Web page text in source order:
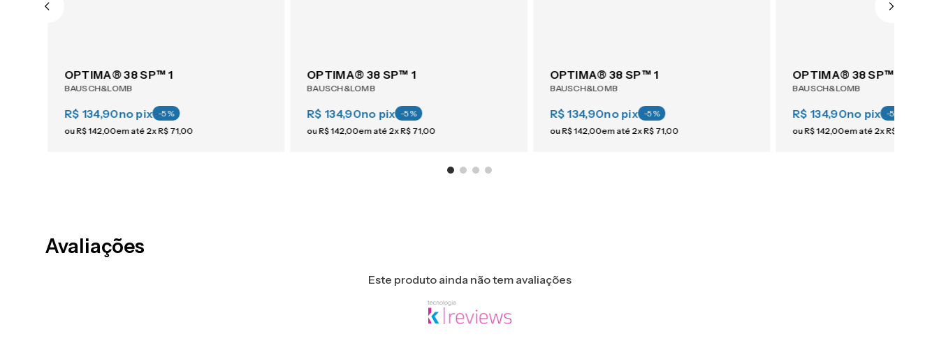
OPTIMA® 38 SP™ 1
BAUSCH&LOMB
R$ 134,90no pix -5%
ouR$142,00em até 2xR$ 71,00
OPTIMA® 38 SP™ 1
BAUSCH&LOMB
R$ 134,90no pix -5%
ouR$142,00em até 2xR$ 71,00
OPTIMA® 38 SP™ 1
BAUSCH&LOMB
R$ 134,90no pix -5%
ouR$142,00em até 2xR$ 71,00
OPTIMA® 38 SP™ 1
BAUSCH&LOMB
R$ 134,90no pix -5
ouR$142,00em até 2xR$
Avaliações
Este produto ainda não tem avaliações